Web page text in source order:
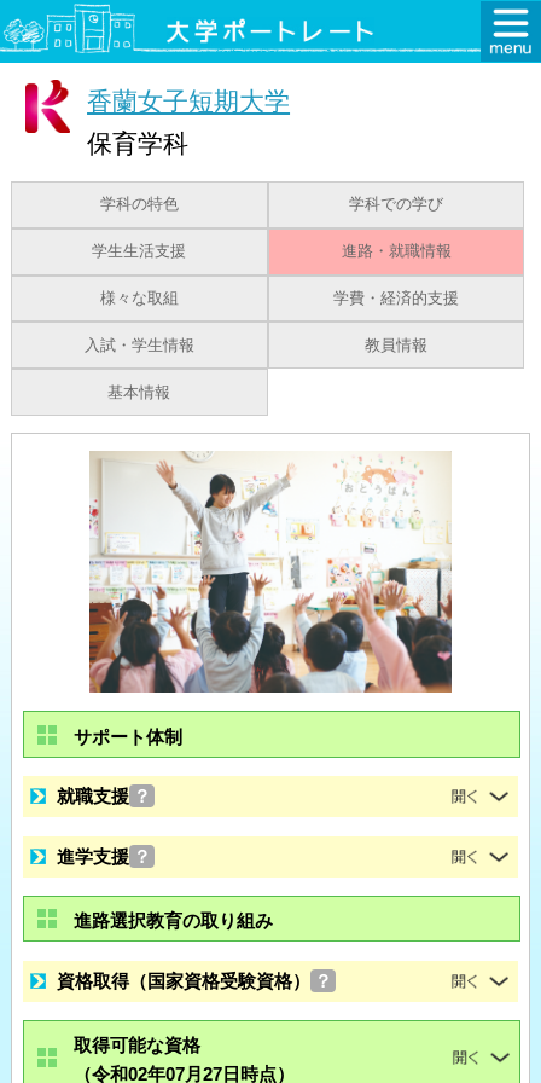
香蘭女子短期大学
保育学科
学科の特色 学科での学び
学生生活支援 進路・就職情報
様々な取組 学費・経済的支援
入試・学生情報 教員情報
基本情報
サポート体制
就職支援 ？
進学支援 ？
進路選択教育の取り組み
資格取得（国家資格受験資格） ？
取得可能な資格
（令和02年07月27日時点）